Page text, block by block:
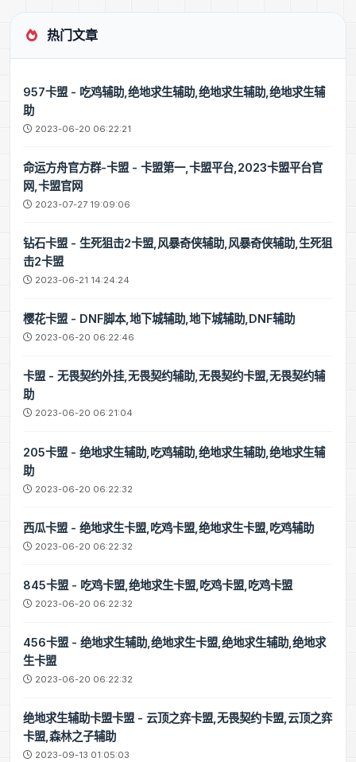
热门文章
957卡盟 - 吃鸡辅助,绝地求生辅助,绝地求生辅助,绝地求生辅
助
2023-06-20 06:22:21
命运方舟官方群-卡盟 - 卡盟第一,卡盟平台,2023卡盟平台官
网,卡盟官网
2023-07-27 19:09:06
钻石卡盟 - 生死狙击2卡盟,风暴奇侠辅助,风暴奇侠辅助,生死狙
击2卡盟
2023-06-21 14:24:24
樱花卡盟 - DNF脚本,地下城辅助,地下城辅助,DNF辅助
2023-06-20 06:22:46
卡盟 - 无畏契约外挂,无畏契约辅助,无畏契约卡盟,无畏契约辅
助
2023-06-20 06:21:04
205卡盟 - 绝地求生辅助,吃鸡辅助,绝地求生辅助,绝地求生辅
助
2023-06-20 06:22:32
西瓜卡盟 - 绝地求生卡盟,吃鸡卡盟,绝地求生卡盟,吃鸡辅助
2023-06-20 06:22:32
845卡盟 - 吃鸡卡盟,绝地求生卡盟,吃鸡卡盟,吃鸡卡盟
2023-06-20 06:22:32
456卡盟 - 绝地求生辅助,绝地求生卡盟,绝地求生辅助,绝地求
生卡盟
2023-06-20 06:22:32
绝地求生辅助卡盟卡盟 - 云顶之弈卡盟,无畏契约卡盟,云顶之弈
卡盟,森林之子辅助
2023-09-13 01:05:03